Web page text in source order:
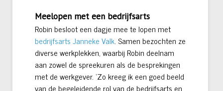
Meelopen met een bedrijfsarts
Robin besloot een dagje mee te lopen met
bedrijfsarts Janneke Valk. Samen bezochten ze
diverse werkplekken, waarbij Robin deelnam
aan zowel de spreekuren als de besprekingen
met de werkgever. ‘Zo kreeg ik een goed beeld
van de begeleidende rol van de bedrijfsarts en